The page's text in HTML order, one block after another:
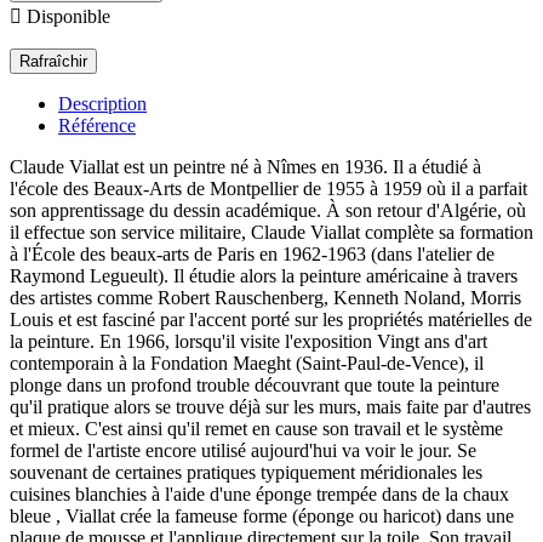
 Disponible
Description
Référence
Claude Viallat est un peintre né à Nîmes en 1936. Il a étudié à
l'école des Beaux-Arts de Montpellier de 1955 à 1959 où il a parfait
son apprentissage du dessin académique. À son retour d'Algérie, où
il effectue son service militaire, Claude Viallat complète sa formation
à l'École des beaux-arts de Paris en 1962-1963 (dans l'atelier de
Raymond Legueult). Il étudie alors la peinture américaine à travers
des artistes comme Robert Rauschenberg, Kenneth Noland, Morris
Louis et est fasciné par l'accent porté sur les propriétés matérielles de
la peinture. En 1966, lorsqu'il visite l'exposition Vingt ans d'art
contemporain à la Fondation Maeght (Saint-Paul-de-Vence), il
plonge dans un profond trouble découvrant que toute la peinture
qu'il pratique alors se trouve déjà sur les murs, mais faite par d'autres
et mieux. C'est ainsi qu'il remet en cause son travail et le système
formel de l'artiste encore utilisé aujourd'hui va voir le jour. Se
souvenant de certaines pratiques typiquement méridionales les
cuisines blanchies à l'aide d'une éponge trempée dans de la chaux
bleue , Viallat crée la fameuse forme (éponge ou haricot) dans une